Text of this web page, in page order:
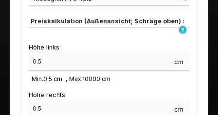
Preiskalkulation (Außenansicht; Schräge oben) :
Höhe links
cm
Min.0.5 cm Max.10000 cm
Höhe rechts
cm